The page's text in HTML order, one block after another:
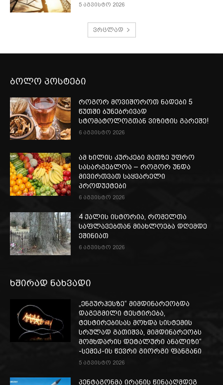
5 აგვისტო 2026
ვრცლად
ბოლო პოსტები
როგორ მოვიშოროთ ნადები 5
წუთში ბუნებრივად
სტომატოლოგთან ვიზიტის გარეშე!
6 აგვისტო 2026
ამ ხილის კურკები მათზე უფრო
სასარგებლოა – როგორ უნდა
მივირთვათ საყვარელი
პროდუქტები
6 აგვისტო 2026
4 ქალის ისტორია, რომელთა
საფლავებთან მიახლოება დღემდე
ეშინიათ
6 აგვისტო 2026
ხშირად ნახვადი
„ენგურჰესზე“ მიმდინარეობდა
დაგეგმილი ტესტირება,
ტესტირებისას მოხდა სისტემის
სრულად გათიშვა, მიმდინარეობს
მომხდარის დეტალური ანალიზი“
-სემეკ-ის წევრი გიორგი ფანგანი
5 აგვისტო 2026
პენტაგონმა ირანის წინააღმდეგ